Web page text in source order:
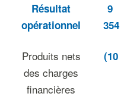
Résultat
opérationnel
9
354
Produits nets
des charges
financières
(10